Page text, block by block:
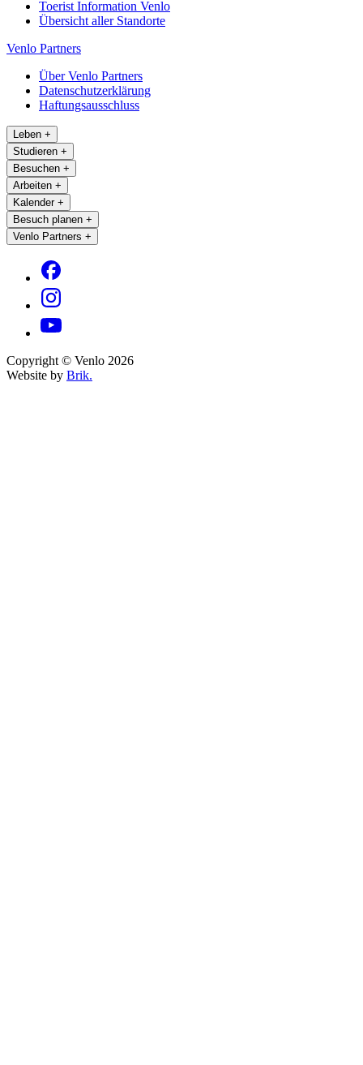
Toerist Information Venlo
Übersicht aller Standorte
Venlo Partners
Über Venlo Partners
Datenschutzerklärung
Haftungsausschluss
Leben +
Studieren +
Besuchen +
Arbeiten +
Kalender +
Besuch planen +
Venlo Partners +
Copyright © Venlo 2026
Website by Brik.